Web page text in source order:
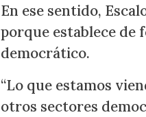
En ese sentido,
porque establece de
democrático.
“Lo que estamos
otros sectores